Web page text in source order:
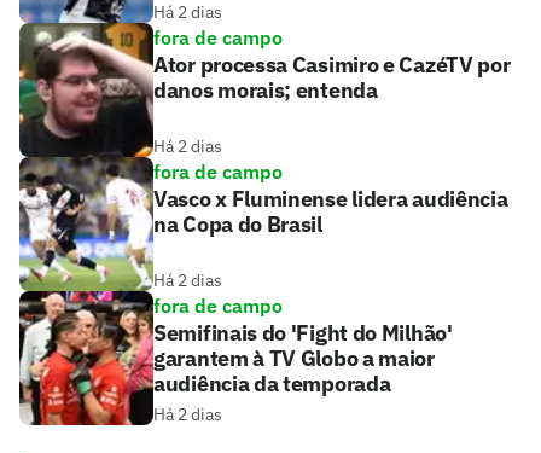
Há 2 dias
fora de campo
Ator processa Casimiro e CazéTV por
danos morais; entenda
Há 2 dias
fora de campo
Vasco x Fluminense lidera audiência
na Copa do Brasil
Há 2 dias
fora de campo
Semifinais do 'Fight do Milhão'
garantem à TV Globo a maior
audiência da temporada
Há 2 dias